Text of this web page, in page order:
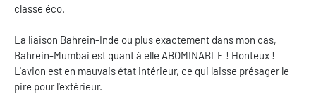
classe éco.
La liaison Bahrein-Inde ou plus exactement dans mon cas,
Bahrein-Mumbai est quant à elle ABOMINABLE ! Honteux !
L'avion est en mauvais état intérieur, ce qui laisse présager le
pire pour l'extérieur.